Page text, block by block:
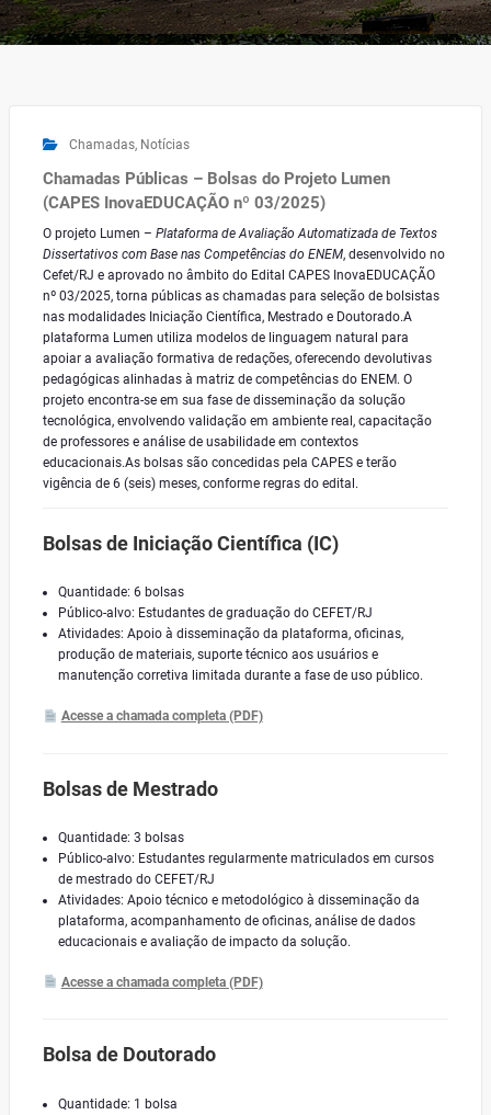
Chamadas, Notícias
Chamadas Públicas – Bolsas do Projeto Lumen
(CAPES InovaEDUCAÇÃO nº 03/2025)
O projeto Lumen – Plataforma de Avaliação Automatizada de Textos
Dissertativos com Base nas Competências do ENEM, desenvolvido no
Cefet/RJ e aprovado no âmbito do Edital CAPES InovaEDUCAÇÃO
nº 03/2025, torna públicas as chamadas para seleção de bolsistas
nas modalidades Iniciação Científica, Mestrado e Doutorado.A
plataforma Lumen utiliza modelos de linguagem natural para
apoiar a avaliação formativa de redações, oferecendo devolutivas
pedagógicas alinhadas à matriz de competências do ENEM. O
projeto encontra-se em sua fase de disseminação da solução
tecnológica, envolvendo validação em ambiente real, capacitação
de professores e análise de usabilidade em contextos
educacionais.As bolsas são concedidas pela CAPES e terão
vigência de 6 (seis) meses, conforme regras do edital.
Bolsas de Iniciação Científica (IC)
Quantidade: 6 bolsas
Público-alvo: Estudantes de graduação do CEFET/RJ
Atividades: Apoio à disseminação da plataforma, oficinas,
produção de materiais, suporte técnico aos usuários e
manutenção corretiva limitada durante a fase de uso público.
Acesse a chamada completa (PDF)
Bolsas de Mestrado
Quantidade: 3 bolsas
Público-alvo: Estudantes regularmente matriculados em cursos
de mestrado do CEFET/RJ
Atividades: Apoio técnico e metodológico à disseminação da
plataforma, acompanhamento de oficinas, análise de dados
educacionais e avaliação de impacto da solução.
Acesse a chamada completa (PDF)
Bolsa de Doutorado
Quantidade: 1 bolsa